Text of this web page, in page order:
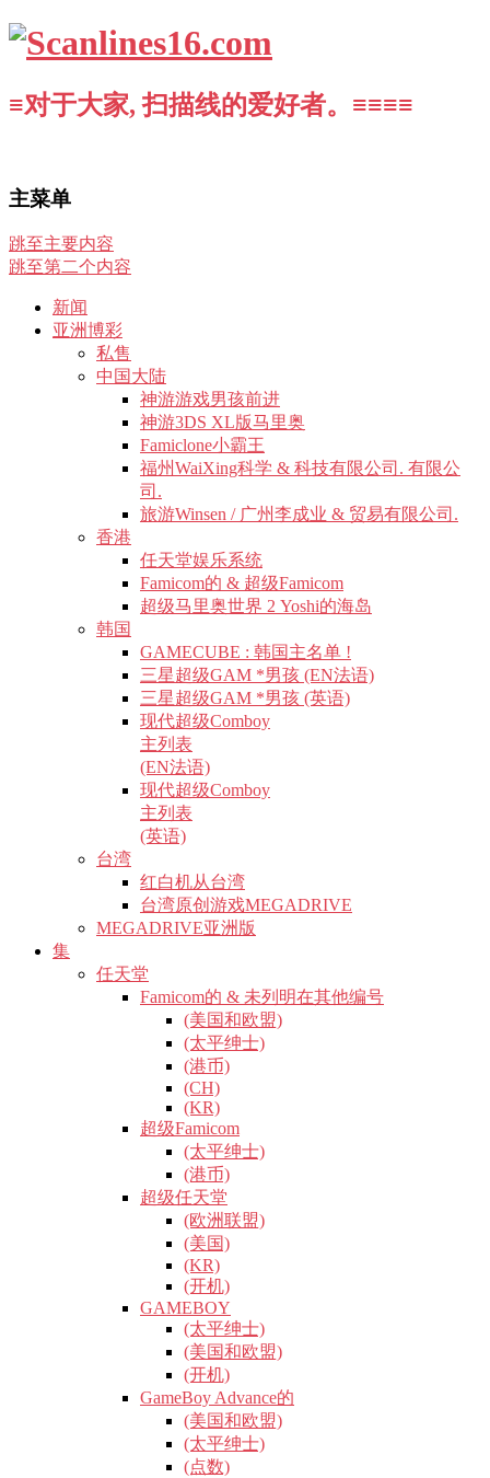
≡对于大家, 扫描线的爱好者。≡≡≡≡
主菜单
跳至主要内容
跳至第二个内容
新闻
亚洲博彩
私售
中国大陆
神游游戏男孩前进
神游3DS XL版马里奥
Famiclone小霸王
福州WaiXing科学 & 科技有限公司. 有限公
司.
旅游Winsen / 广州李成业 & 贸易有限公司.
香港
任天堂娱乐系统
Famicom的 & 超级Famicom
超级马里奥世界 2 Yoshi的海岛
韩国
GAMECUBE : 韩国主名单 !
三星超级GAM *男孩 (EN法语)
三星超级GAM *男孩 (英语)
现代超级Comboy
主列表
(EN法语)
现代超级Comboy
主列表
(英语)
台湾
红白机从台湾
台湾原创游戏MEGADRIVE
MEGADRIVE亚洲版
集
任天堂
Famicom的 & 未列明在其他编号
(美国和欧盟)
(太平绅士)
(港币)
(CH)
(KR)
超级Famicom
(太平绅士)
(港币)
超级任天堂
(欧洲联盟)
(美国)
(KR)
(开机)
GAMEBOY
(太平绅士)
(美国和欧盟)
(开机)
GameBoy Advance的
(美国和欧盟)
(太平绅士)
(点数)